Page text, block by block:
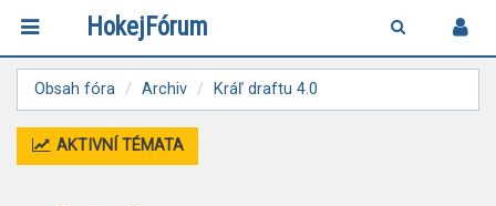
HokejFórum
Obsah fóra Archiv Kráľ draftu 4.0
AKTIVNÍ TÉMATA